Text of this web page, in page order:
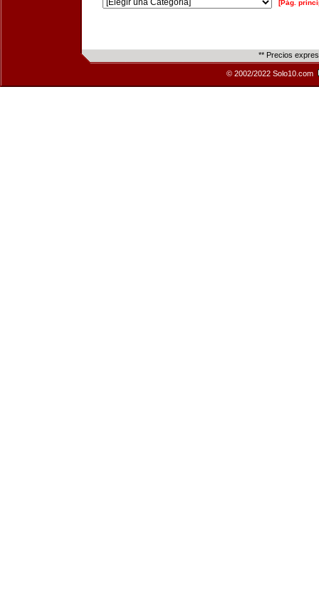
[Pág.
** Precios
© 2002/2022 Solo10.com